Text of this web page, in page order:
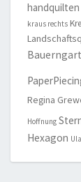
handquilten
kraus rechts
Regina
Hoffnung
Hexagon